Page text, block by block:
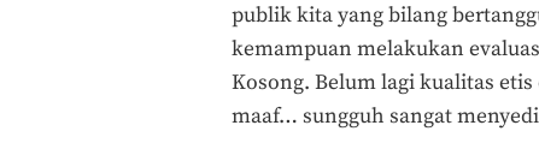
publik kita yang bilang
kemampuan melakukan
Kosong. Belum lagi kualitas
maaf… sungguh sangat